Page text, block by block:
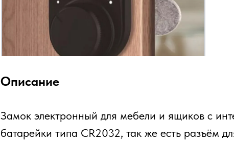
Описание
Замок электронный для мебели и ящиков с
батарейки типа CR2032, так же есть разъём